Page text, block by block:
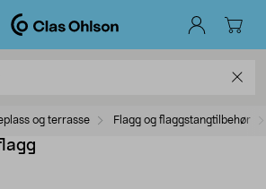
og terrasse Flagg og flaggstangtilbehør